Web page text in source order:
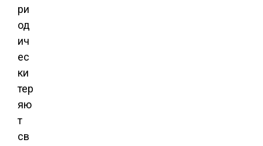
ри
од
ич
ес
ки
тер
яю
т
св